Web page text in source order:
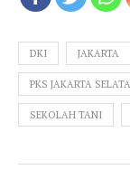
DKI JAKARTA
PKS JAKARTA
SEKOLAH TANI